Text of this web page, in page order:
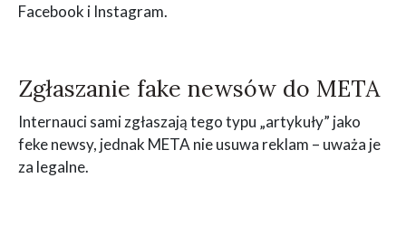
Facebook i Instagram.
Zgłaszanie fake newsów do META
Internauci sami zgłaszają tego typu „artykuły” jako
feke newsy, jednak META nie usuwa reklam – uważa je
za legalne.